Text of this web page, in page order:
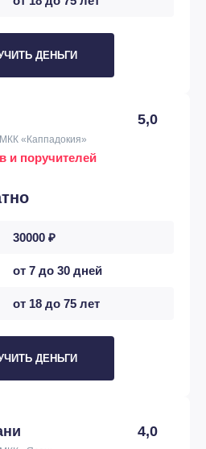
ДЕНЬГИ
5,0
«Каппадокия»
и поручителей
30000 ₽
от 7 до 30 дней
от 18 до 75 лет
ДЕНЬГИ
4,0